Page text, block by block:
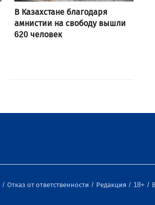
В Казахстане благодаря
амнистии на свободу вышли
620 человек
Отказ от ответственности Редакция 18+